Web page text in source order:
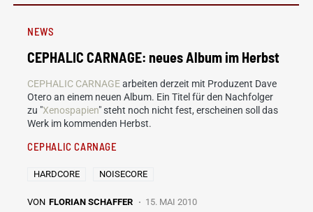
NEWS
CEPHALIC CARNAGE: neues Album im Herbst
CEPHALIC CARNAGEarbeiten derzeit mit Produzent Dave
Otero an einem neuen Album. Ein Titel für den Nachfolger
zu "Xenospapien" steht noch nicht fest, erscheinen soll das
Werk im kommenden Herbst.
CEPHALIC CARNAGE
HARDCORE NOISECORE
VON FLORIAN SCHAFFER 15. MAI 2010